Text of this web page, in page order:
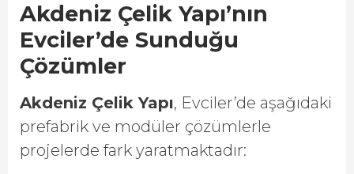
Akdeniz Çelik Yapı’nın
Evciler’de Sunduğu
Çözümler
Akdeniz Çelik Yapı, Evciler’de aşağıdaki
prefabrik ve modüler çözümlerle
projelerde fark yaratmaktadır: